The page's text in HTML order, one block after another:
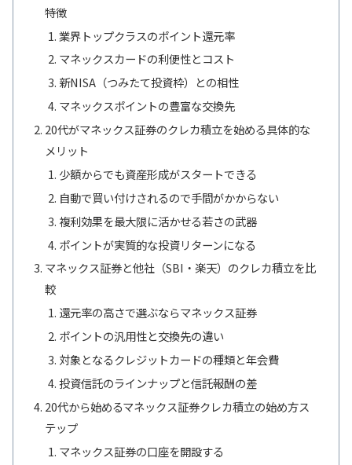
特徴
業界トップクラスのポイント還元率
マネックスカードの利便性とコスト
新NISA（つみたて投資枠）との相性
マネックスポイントの豊富な交換先
20代がマネックス証券のクレカ積立を始める具体的な
メリット
少額からでも資産形成がスタートできる
自動で買い付けされるので手間がかからない
複利効果を最大限に活かせる若さの武器
ポイントが実質的な投資リターンになる
マネックス証券と他社（SBI・楽天）のクレカ積立を比
較
還元率の高さで選ぶならマネックス証券
ポイントの汎用性と交換先の違い
対象となるクレジットカードの種類と年会費
投資信託のラインナップと信託報酬の差
20代から始めるマネックス証券クレカ積立の始め方ス
テップ
マネックス証券の口座を開設する